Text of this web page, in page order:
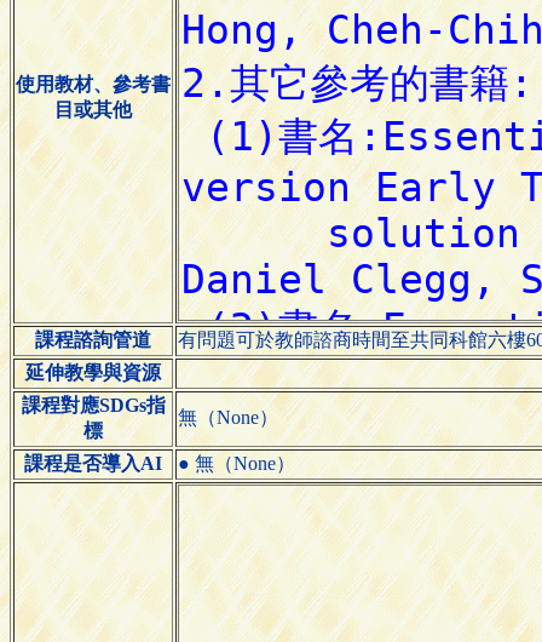
使用教材、參考書
目或其他
課程諮詢管道
有問題可於教師諮商時間至共同科館六樓
延伸教學與資源
課程對應SDGs指
標
無（None）
課程是否導入AI ● 無（None）